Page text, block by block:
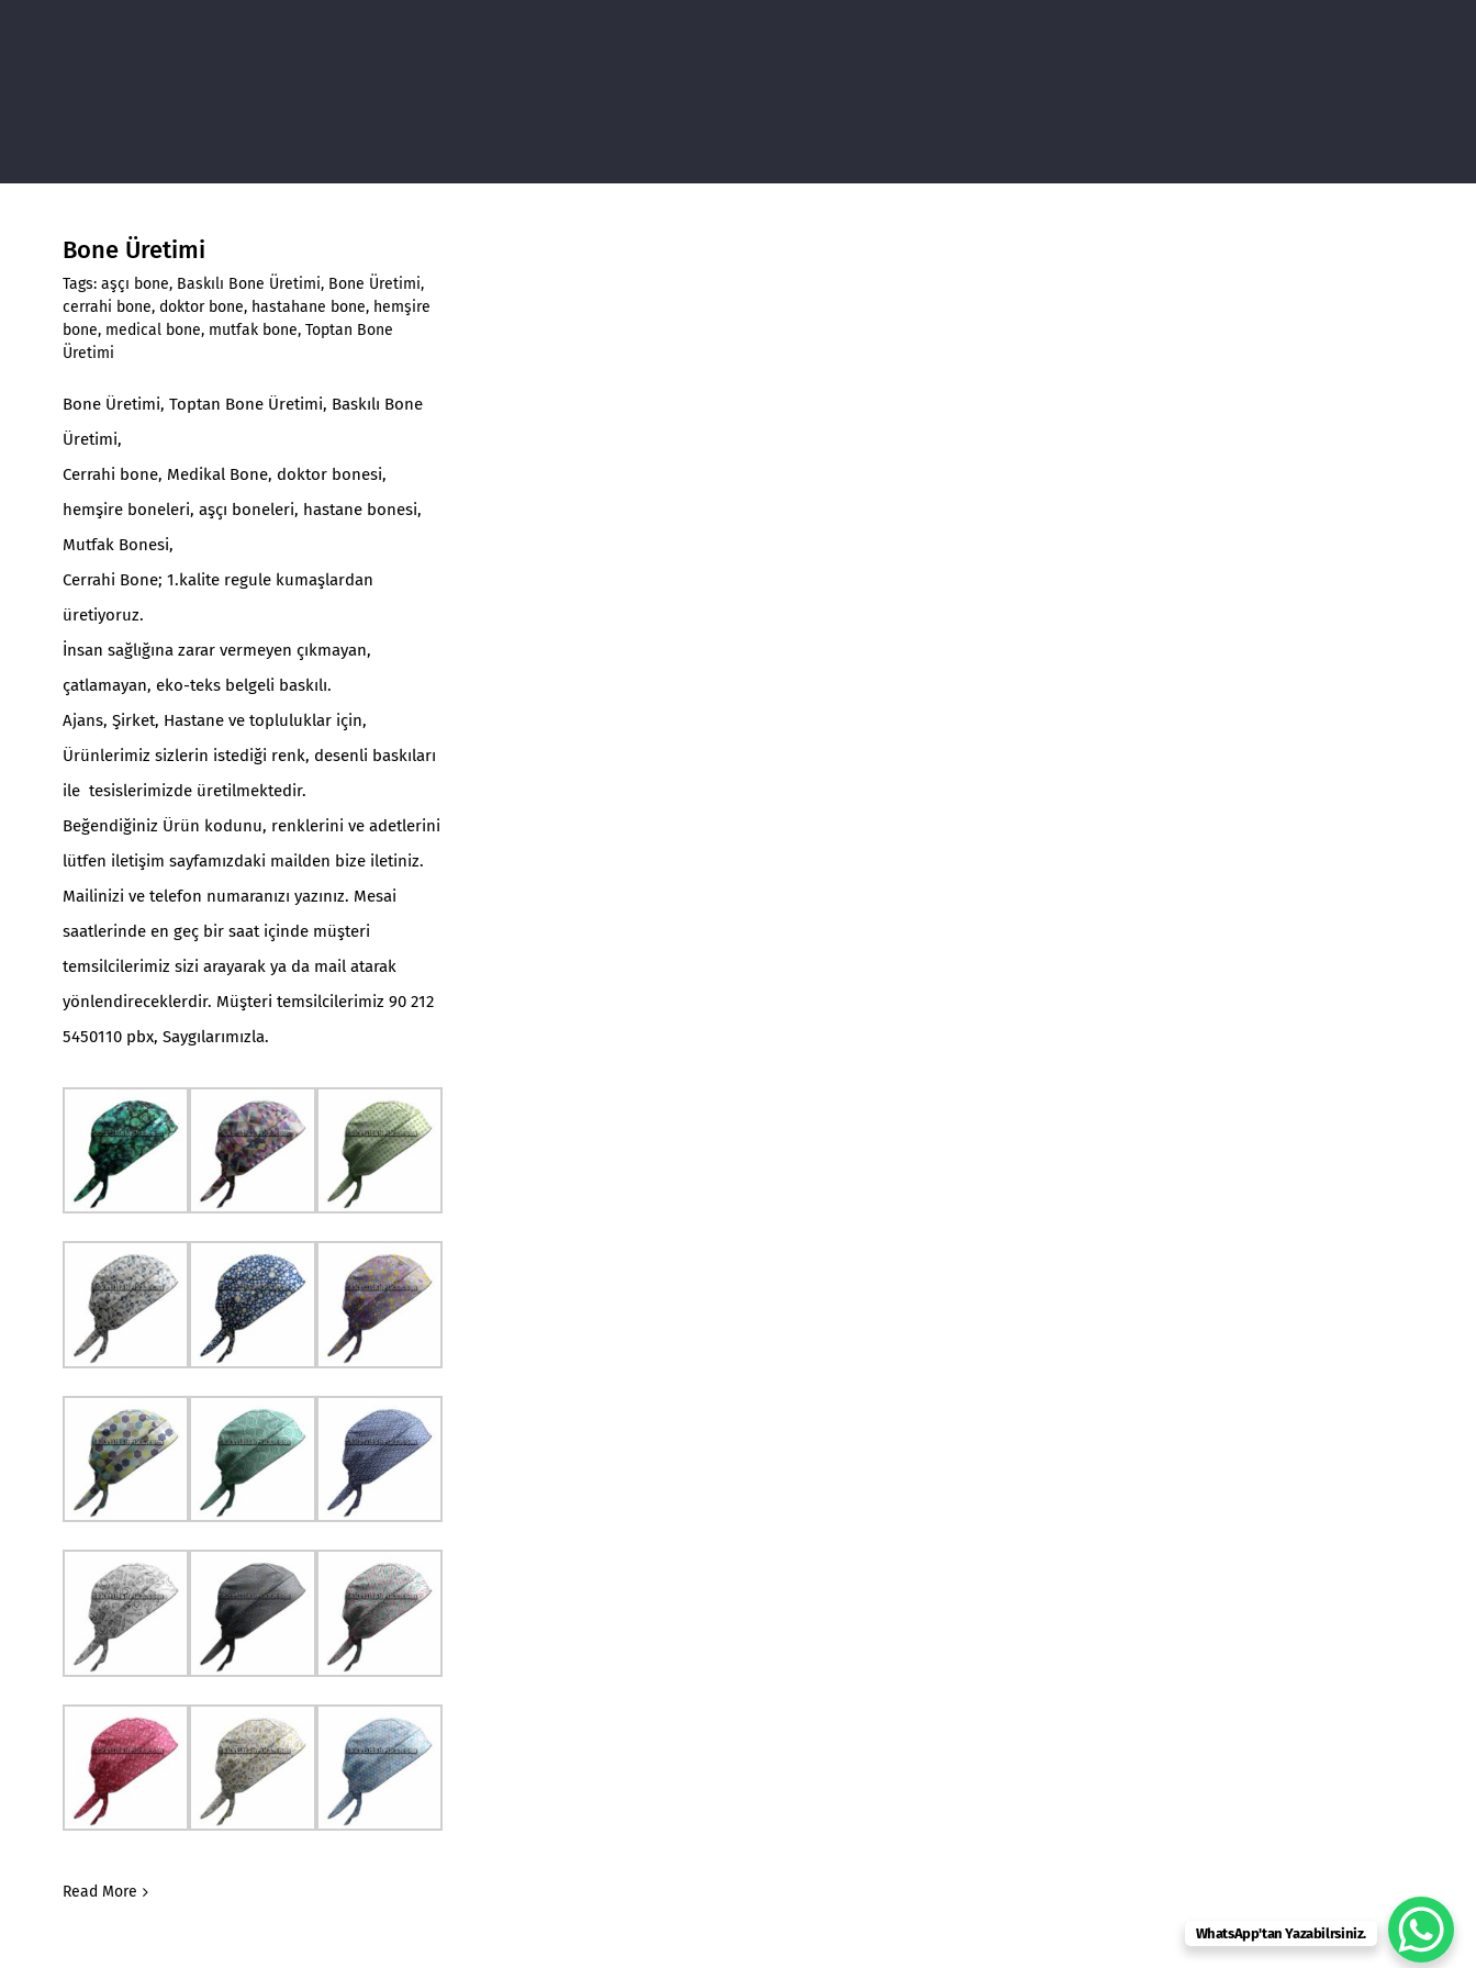
Bone Üretimi
Tags: aşçı bone, Baskılı Bone Üretimi, Bone Üretimi,
cerrahi bone, doktor bone, hastahane bone, hemşire
bone, medical bone, mutfak bone, Toptan Bone
Üretimi
Bone Üretimi, Toptan Bone Üretimi, Baskılı Bone
Üretimi,
Cerrahi bone, Medikal Bone, doktor bonesi,
hemşire boneleri, aşçı boneleri, hastane bonesi,
Mutfak Bonesi,
Cerrahi Bone; 1.kalite regule kumaşlardan
üretiyoruz.
İnsan sağlığına zarar vermeyen çıkmayan,
çatlamayan, eko-teks belgeli baskılı.
Ajans, Şirket, Hastane ve topluluklar için,
Ürünlerimiz sizlerin istediği renk, desenli baskıları
ile tesislerimizde üretilmektedir.
Beğendiğiniz Ürün kodunu, renklerini ve adetlerini
lütfen iletişim sayfamızdaki mailden bize iletiniz.
Mailinizi ve telefon numaranızı yazınız. Mesai
saatlerinde en geç bir saat içinde müşteri
temsilcilerimiz sizi arayarak ya da mail atarak
yönlendireceklerdir. Müşteri temsilcilerimiz 90 212
5450110 pbx, Saygılarımızla.
Read More
WhatsApp'tan Yazabilrsiniz.